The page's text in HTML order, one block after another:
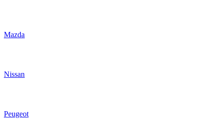
Mazda
Nissan
Peugeot